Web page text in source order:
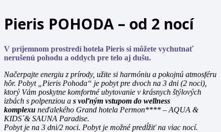
Pieris POHODA – od 2 nocí
V príjemnom prostredí hotela Pieris si môžete vychutnať
nerušenú pohodu a oddych pre telo aj dušu.
Načerpajte energiu z prírody, užite si harmóniu a pokojnú atmosféru
hôr. Pobyt „Pieris Pohoda“ je pobyt pre dvoch na 3 dni (2 noci),
ktorý Vám poskytne komfortné ubytovanie v krásnych štýlových
izbách s polpenziou a s voľným vstupom do wellness
komplexu neďalekého Grand hotela Permon**** – AQUA &
KIDS´& SAUNA Paradise.
Pobyt je na 3 dni/2 noci. Pobyt je možné predĺžiť na viac nocí.